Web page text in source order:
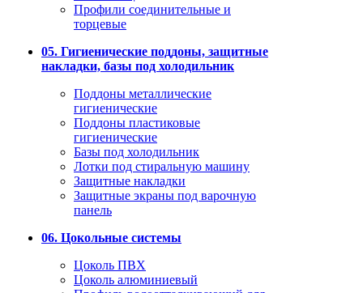
Профили соединительные и
торцевые
05. Гигиенические поддоны, защитные
накладки, базы под холодильник
Поддоны металлические
гигиенические
Поддоны пластиковые
гигиенические
Базы под холодильник
Лотки под стиральную машину
Защитные накладки
Защитные экраны под варочную
панель
06. Цокольные системы
Цоколь ПВХ
Цоколь алюминиевый